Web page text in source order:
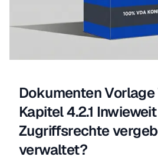
Dokumenten Vorlage
Kapitel 4.2.1
Zugriffsrechte
verwaltet?